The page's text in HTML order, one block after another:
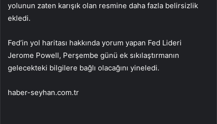
yolunun zaten karışık olan resmine daha fazla belirsizlik
ekledi.
Fed’in yol haritası hakkında yorum yapan Fed Lideri
Jerome Powell, Perşembe günü ek sıkılaştırmanın
gelecekteki bilgilere bağlı olacağını yineledi.
haber-seyhan.com.tr